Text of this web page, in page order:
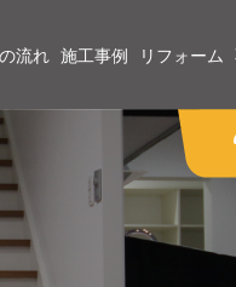
流れ 施工事例 リフォーム